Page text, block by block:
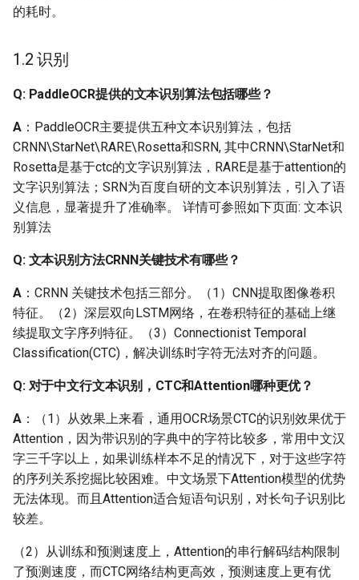
Q：背景干扰的文字（如
别落款或者印章中的文
字），如何识别？
Q：请问对于图片中的密
集文字，有什么好的处理
办法吗？
Q： 文本行较紧密的情况
下如何准确检测？
Q：对于一些在识别时稍
微模糊的文本，有没有一
些图像增强的方式？
比较小的文字有什么超分
辨率方法吗
Q：对于一些尺寸较大的
文档类图片，在检测时会
有较多的漏检，怎么避免
这种漏检的问题呢？
Q：文档场景中，使用DB
模型会出现整行漏检的情
的耗时。
1.2 识别
Q: PaddleOCR提供的文本识别算法包括哪些？
A ：PaddleOCR主要提供五种文本识别算法，包括
CRNN\StarNet\RARE\Rosetta和SRN, 其中CRNN\StarNet和
Rosetta是基于ctc的文字识别算法，RARE是基于attention的
文字识别算法；SRN为百度自研的文本识别算法，引入了语
义信息，显著提升了准确率。 详情可参照如下页面: 文本识
别算法
Q: 文本识别方法CRNN关键技术有哪些？
A ：CRNN 关键技术包括三部分。（1）CNN提取图像卷积
特征。（2）深层双向LSTM网络，在卷积特征的基础上继
续提取文字序列特征。（3）Connectionist Temporal
Classification(CTC)，解决训练时字符无法对齐的问题。
Q: 对于中文行文本识别，CTC和Attention哪种更优？
A ：（1）从效果上来看，通用OCR场景CTC的识别效果优于
Attention，因为带识别的字典中的字符比较多，常用中文汉
字三千字以上，如果训练样本不足的情况下，对于这些字符
的序列关系挖掘比较困难。中文场景下Attention模型的优势
无法体现。而且Attention适合短语句识别，对长句子识别比
较差。
（2）从训练和预测速度上，Attention的串行解码结构限制
了预测速度，而CTC网络结构更高效，预测速度上更有优